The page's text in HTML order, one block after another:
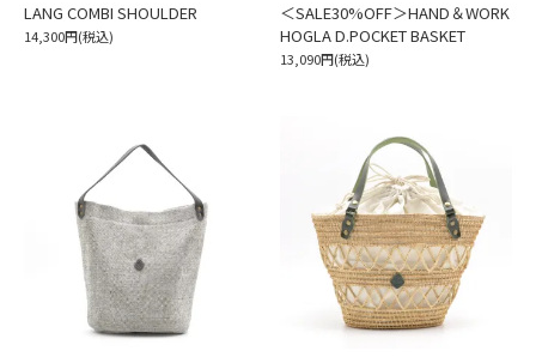
LANG COMBI SHOULDER
14,300円(税込)
＜SALE30%OFF＞HAND＆WORK
HOGLA D.POCKET BASKET
13,090円(税込)